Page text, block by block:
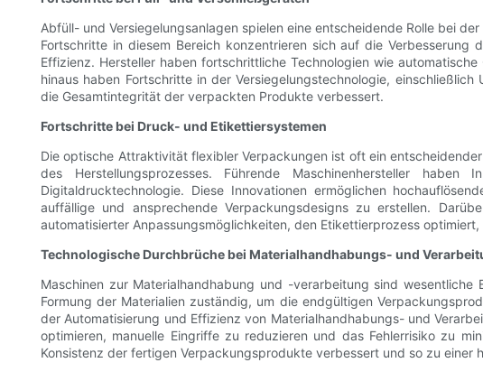
Abfüll- und Versiegelungsanlagen spielen eine entscheidende Rolle bei
Fortschritte in diesem Bereich konzentrieren sich auf die
Effizienz. Hersteller haben fortschrittliche Technologien wie
hinaus haben Fortschritte in der Versiegelungstechnologie,
die Gesamtintegrität der verpackten Produkte verbessert.
Fortschritte bei Druck- und Etikettiersystemen
Die optische Attraktivität flexibler Verpackungen ist oft ein
des Herstellungsprozesses. Führende Maschinenhersteller
Digitaldrucktechnologie. Diese Innovationen ermöglichen
auffällige und ansprechende Verpackungsdesigns zu erstellen.
automatisierter Anpassungsmöglichkeiten, den Etikettierprozess
Technologische Durchbrüche bei Materialhandhabungs- und
Maschinen zur Materialhandhabung und -verarbeitung sind
Formung der Materialien zuständig, um die endgültigen
der Automatisierung und Effizienz von Materialhandhabungs- und
optimieren, manuelle Eingriffe zu reduzieren und das Fehlerrisiko zu
Konsistenz der fertigen Verpackungsprodukte verbessert und so zu